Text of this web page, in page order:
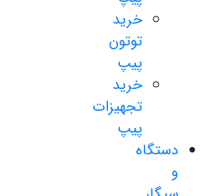
خرید
توتون
پیپ
خرید
تجهیزات
پیپ
دستگاه
و